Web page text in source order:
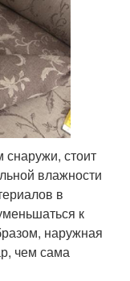
стоит
влажности
в
к
наружная
чем сама